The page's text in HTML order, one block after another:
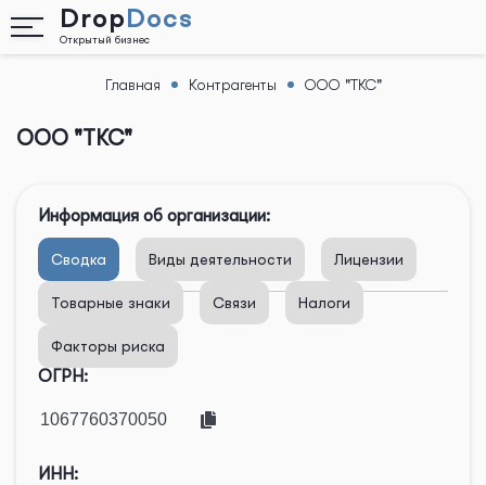
DropDocs
Открытый бизнес
Главная Контрагенты ООО "ТКС"
ООО "ТКС"
Информация об организации:
Сводка Виды деятельности Лицензии
Товарные знаки Связи Налоги
Факторы риска
ОГРН:
ИНН: